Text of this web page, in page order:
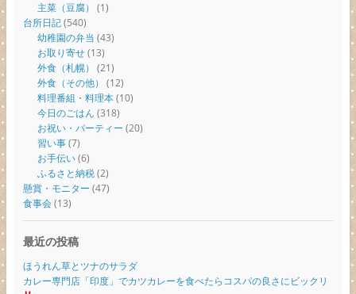
主菜（豆腐） (1)
台所日記(540)
幼稚園の弁当 (43)
お取り寄せ(13)
外食（札幌） (21)
外食（その他） (12)
料理番組・料理本(10)
今日のごはん (318)
お祝い・パーティー (20)
習い事(7)
お手伝い(6)
ふるさと納税(2)
懸賞・モニター (47)
食事会(13)
最近の投稿
ほうれん草とツナのサラダ
カレー専門店「印度」でカツカレーを食べたらコスパの良さにビックリ